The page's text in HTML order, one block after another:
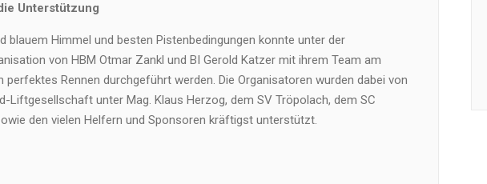
Unterstützung
blauem Himmel und besten Pistenbedingungen konnte unter der
von HBM Otmar Zankl und BI Gerold Katzer mit ihrem Team am
perfektes Rennen durchgeführt werden. Die Organisatoren wurden dabei von
Liftgesellschaft unter Mag. Klaus Herzog, dem SV Tröpolach, dem SC
den vielen Helfern und Sponsoren kräftigst unterstützt.